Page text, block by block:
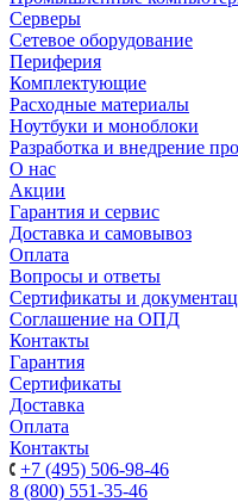
Серверы
Сетевое оборудование
Периферия
Комплектующие
Расходные материалы
Ноутбуки и моноблоки
Разработка и внедрение
О нас
Акции
Гарантия и сервис
Доставка и самовывоз
Оплата
Вопросы и ответы
Сертификаты и
Соглашение на ОПД
Контакты
Гарантия
Сертификаты
Доставка
Оплата
Контакты
+7 (495) 506-98-46
8 (800) 551-35-46